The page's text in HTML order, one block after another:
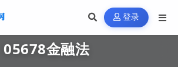
登录
05678金融法